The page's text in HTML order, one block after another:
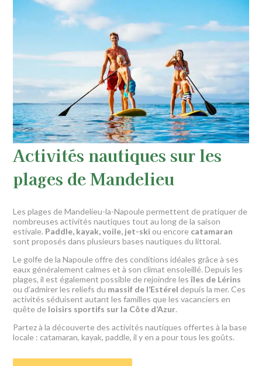
Activités nautiques sur les
plages de Mandelieu
Les plages de Mandelieu-la-Napoule permettent de pratiquer de
nombreuses activités nautiques tout au long de la saison
estivale. Paddle, kayak, voile, jet-ski ou encore catamaran
sont proposés dans plusieurs bases nautiques du littoral.
Le golfe de la Napoule offre des conditions idéales grâce à ses
eaux généralement calmes et à son climat ensoleillé. Depuis les
plages, il est également possible de rejoindre lesîles de Lérins
ou d’admirer les reliefs du massif de l’Estérel depuis la mer. Ces
activités séduisent autant les familles que les vacanciers en
quête de loisirs sportifs sur la Côte d’Azur.
Partez à la découverte des activités nautiques offertes à la base
locale : catamaran, kayak, paddle, il y en a pour tous les goûts.